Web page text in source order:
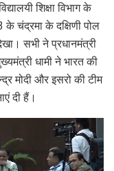
शिक्षा विभाग के
चंद्रमा के दक्षिणी पोल
सभी ने प्रधानमंत्री
धामी ने भारत की
मोदी और इसरो की टीम
दी हैं।